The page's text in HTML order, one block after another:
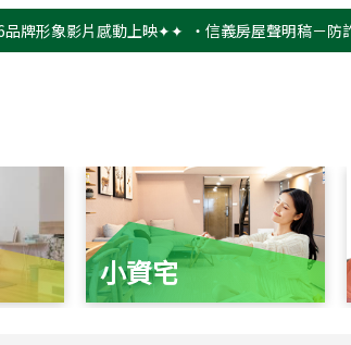
影片感動上映✦✦ ‧信義房屋聲明稿－防詐騙提醒
小資宅